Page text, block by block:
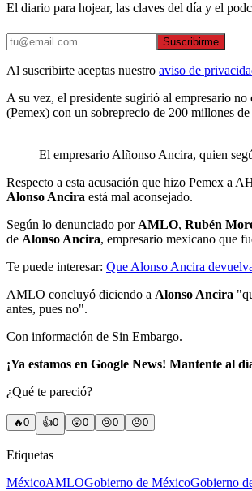
El diario para hojear, las claves del día y el
Suscribirme
Al suscribirte aceptas nuestro aviso de
A su vez, el presidente sugirió al empresario
(Pemex) con un sobreprecio de 200 millones
El empresario Alñonso Ancira, quien
Respecto a esta acusación que hizo Pemex a
Alonso Ancira está mal aconsejado.
Según lo denunciado por AMLO, Rubén
de Alonso Ancira, empresario mexicano que
Te puede interesar: Que Alonso Ancira
AMLO concluyó diciendo a Alonso Ancira
antes, pues no".
Con información de Sin Embargo.
¡Ya estamos en Google News! Mantente al
¿Qué te pareció?
🔥0 👍0 😲0 😢0 😠0
Etiquetas
MéxicoAMLOGobierno de MéxicoGobierno